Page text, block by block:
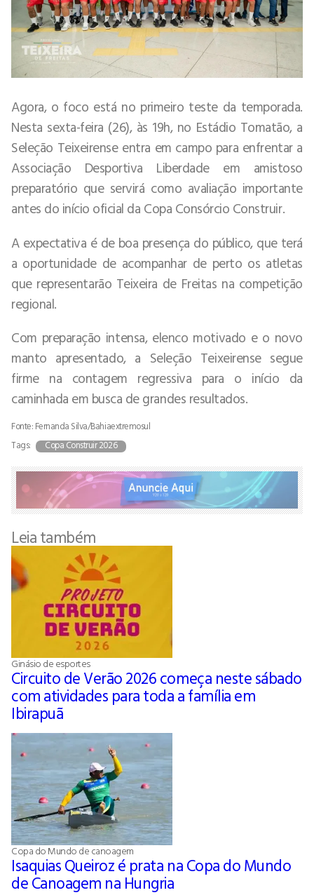
Agora, o foco está no primeiro teste da temporada.
Nesta sexta-feira (26), às 19h, no Estádio Tomatão, a
Seleção Teixeirense entra em campo para enfrentar a
Associação Desportiva Liberdade em amistoso
preparatório que servirá como avaliação importante
antes do início oficial da Copa Consórcio Construir.
A expectativa é de boa presença do público, que terá
a oportunidade de acompanhar de perto os atletas
que representarão Teixeira de Freitas na competição
regional.
Com preparação intensa, elenco motivado e o novo
manto apresentado, a Seleção Teixeirense segue
firme na contagem regressiva para o início da
caminhada em busca de grandes resultados.
Fonte: Fernanda Silva/Bahiaextremosul
Tags:
Copa Construir 2026
Leia também
Ginásio de esportes
Circuito de Verão 2026 começa neste sábado
com atividades para toda a família em
Ibirapuã
Copa do Mundo de canoagem
Isaquias Queiroz é prata na Copa do Mundo
de Canoagem na Hungria